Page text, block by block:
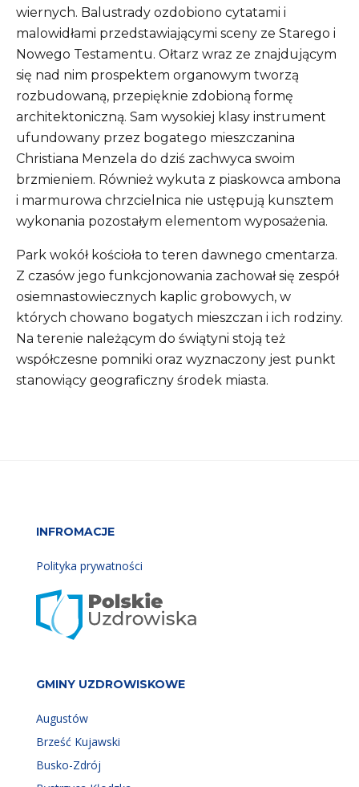
wiernych. Balustrady ozdobiono cytatami i
malowidłami przedstawiającymi sceny ze Starego i
Nowego Testamentu. Ołtarz wraz ze znajdującym
się nad nim prospektem organowym tworzą
rozbudowaną, przepięknie zdobioną formę
architektoniczną. Sam wysokiej klasy instrument
ufundowany przez bogatego mieszczanina
Christiana Menzela do dziś zachwyca swoim
brzmieniem. Również wykuta z piaskowca ambona
i marmurowa chrzcielnica nie ustępują kunsztem
wykonania pozostałym elementom wyposażenia.
Park wokół kościoła to teren dawnego cmentarza.
Z czasów jego funkcjonowania zachował się zespół
osiemnastowiecznych kaplic grobowych, w
których chowano bogatych mieszczan i ich rodziny.
Na terenie należącym do świątyni stoją też
współczesne pomniki oraz wyznaczony jest punkt
stanowiący geograficzny środek miasta.
INFROMACJE
Polityka prywatności
GMINY UZDROWISKOWE
Augustów
Brześć Kujawski
Busko-Zdrój